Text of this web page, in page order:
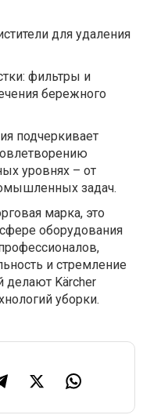
для удаления
фильтры и
бережного
подчеркивает
уровнях – от
задач.
марка, это
оборудования
и стремление
делают Kärcher
уборки.